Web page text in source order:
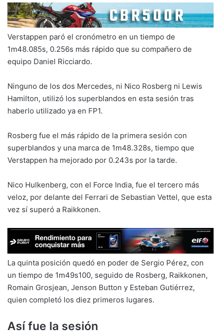
Verstappen paró el cronómetro en un tiempo de
1m48.085s, 0.256s más rápido que su compañero de
equipo Daniel Ricciardo.
Ninguno de los dos Mercedes, ni Nico Rosberg ni Lewis
Hamilton, utilizó los superblandos en esta sesión tras
haberlo utilizado ya en FP1.
Rosberg fue el más rápido de la primera sesión con
superblandos y una marca de 1m48.328s, tiempo que
Verstappen ha mejorado por 0.243s por la tarde.
Nico Hulkenberg, con el Force India, fue el tercero más
veloz, por delante del Ferrari de Sebastian Vettel, que esta
vez sí superó a Raikkonen.
La quinta posición quedó en poder de Sergio Pérez, con
un tiempo de 1m49s100, seguido de Rosberg, Raikkonen,
Romain Grosjean, Jenson Button y Esteban Gutiérrez,
quien completó los diez primeros lugares.
Así fue la sesión